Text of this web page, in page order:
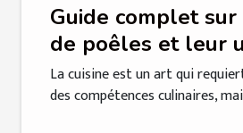
Guide complet
de poêles et leur
La cuisine est un art qui
des compétences culinaires,